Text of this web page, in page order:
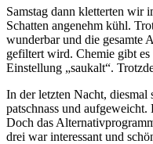
Samstag dann kletterten wir
Schatten angenehm kühl.
wunderbar und die gesamte
gefiltert wird. Chemie gibt
Einstellung „saukalt“.
In der letzten Nacht, diesmal
patschnass und
Doch das
drei war interessant und